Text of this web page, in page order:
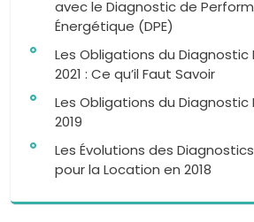
avec le Diagnostic de
Énergétique (DPE)
Les Obligations du Diagnostic
2021 : Ce qu’il Faut Savoir
Les Obligations du Diagnostic
2019
Les Évolutions des
pour la Location en 2018